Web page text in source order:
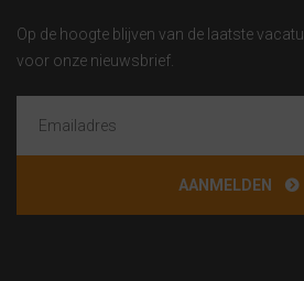
Op de hoogte blijven van de laatste
voor onze nieuwsbrief.